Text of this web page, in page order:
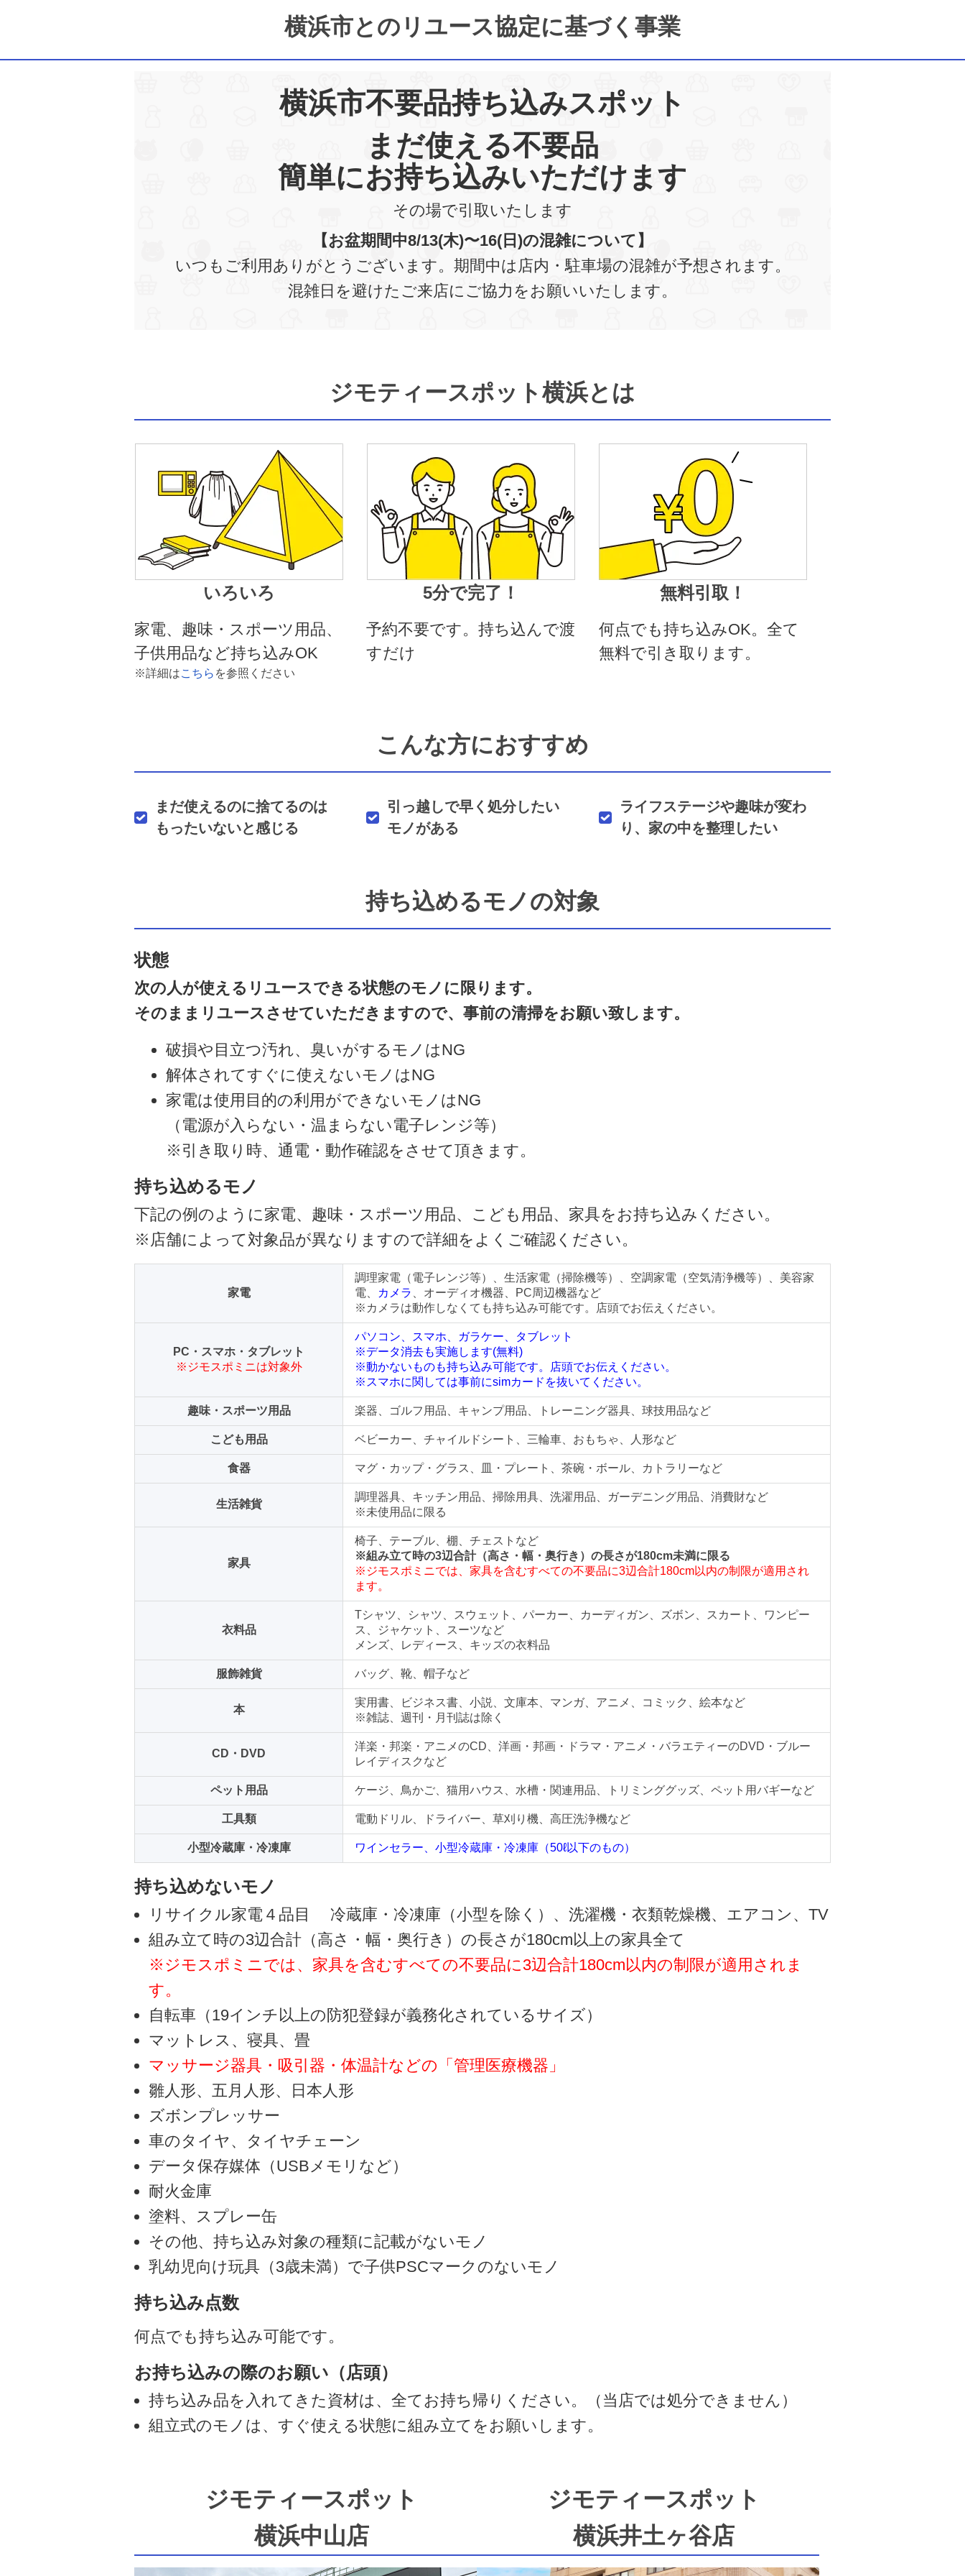
横浜市とのリユース協定に基づく事業
横浜市不要品持ち込みスポット
まだ使える不要品
簡単にお持ち込みいただけます
その場で引取いたします
【お盆期間中8/13(木)〜16(日)の混雑について】
いつもご利用ありがとうございます。期間中は店内・駐車場の混雑が予想されます。
混雑日を避けたご来店にご協力をお願いいたします。
ジモティースポット横浜とは
いろいろ
家電、趣味・スポーツ用品、
子供用品など持ち込みOK
※詳細はこちら を参照ください
5分で完了！
予約不要です。持ち込んで渡
すだけ
無料引取！
何点でも持ち込みOK。全て
無料で引き取ります。
こんな方におすすめ
まだ使えるのに捨てるのは
もったいないと感じる
引っ越しで早く処分したい
モノがある
ライフステージや趣味が変わ
り、家の中を整理したい
持ち込めるモノの対象
状態
次の人が使えるリユースできる状態のモノに限ります。
そのままリユースさせていただきますので、事前の清掃をお願い致します。
破損や目立つ汚れ、臭いがするモノはNG
解体されてすぐに使えないモノはNG
家電は使用目的の利用ができないモノはNG
（電源が入らない・温まらない電子レンジ等）
※引き取り時、通電・動作確認をさせて頂きます。
持ち込めるモノ
下記の例のように家電、趣味・スポーツ用品、こども用品、家具をお持ち込みください。
※店舗によって対象品が異なりますので詳細をよくご確認ください。
家電
調理家電（電子レンジ等）、生活家電（掃除機等）、空調家電（空気清浄機等）、美容家
電、
カメラ
、オーディオ機器、PC周辺機器など
※カメラは動作しなくても持ち込み可能です。店頭でお伝えください。
PC・スマホ・タブレット
※ジモスポミニは対象外
パソコン、スマホ、ガラケー、タブレット
※データ消去も実施します(無料)
※動かないものも持ち込み可能です。店頭でお伝えください。
※スマホに関しては事前にsimカードを抜いてください。
趣味・スポーツ用品 楽器、ゴルフ用品、キャンプ用品、トレーニング器具、球技用品など
こども用品 ベビーカー、チャイルドシート、三輪車、おもちゃ、人形など
食器 マグ・カップ・グラス、皿・プレート、茶碗・ボール、カトラリーなど
生活雑貨
調理器具、キッチン用品、掃除用具、洗濯用品、ガーデニング用品、消費財など
※未使用品に限る
家具
椅子、テーブル、棚、チェストなど
※組み立て時の3辺合計（高さ・幅・奥行き）の長さが180cm未満に限る
※ジモスポミニでは、家具を含むすべての不要品に3辺合計180cm以内の制限が適用され
ます。
衣料品
Tシャツ、シャツ、スウェット、パーカー、カーディガン、ズボン、スカート、ワンピー
ス、ジャケット、スーツなど
メンズ、レディース、キッズの衣料品
服飾雑貨 バッグ、靴、帽子など
本
実用書、ビジネス書、小説、文庫本、マンガ、アニメ、コミック、絵本など
※雑誌、週刊・月刊誌は除く
CD・DVD
洋楽・邦楽・アニメのCD、洋画・邦画・ドラマ・アニメ・バラエティーのDVD・ブルー
レイディスクなど
ペット用品 ケージ、鳥かご、猫用ハウス、水槽・関連用品、トリミンググッズ、ペット用バギーなど
工具類 電動ドリル、ドライバー、草刈り機、高圧洗浄機など
小型冷蔵庫・冷凍庫 ワインセラー、小型冷蔵庫・冷凍庫（50ℓ以下のもの）
持ち込めないモノ
リサイクル家電４品目 冷蔵庫・冷凍庫（小型を除く）、洗濯機・衣類乾燥機、エアコン、TV
組み立て時の3辺合計（高さ・幅・奥行き）の長さが180cm以上の家具全て
※ジモスポミニでは、家具を含むすべての不要品に3辺合計180cm以内の制限が適用されま
す。
自転車（19インチ以上の防犯登録が義務化されているサイズ）
マットレス、寝具、畳
マッサージ器具・吸引器・体温計などの「管理医療機器」
雛人形、五月人形、日本人形
ズボンプレッサー
車のタイヤ、タイヤチェーン
データ保存媒体（USBメモリなど）
耐火金庫
塗料、スプレー缶
その他、持ち込み対象の種類に記載がないモノ
乳幼児向け玩具（3歳未満）で子供PSCマークのないモノ
持ち込み点数
何点でも持ち込み可能です。
お持ち込みの際のお願い（店頭）
持ち込み品を入れてきた資材は、全てお持ち帰りください。（当店では処分できません）
組立式のモノは、すぐ使える状態に組み立てをお願いします。
ジモティースポット
横浜中山店
ジモティースポット
横浜井土ヶ谷店